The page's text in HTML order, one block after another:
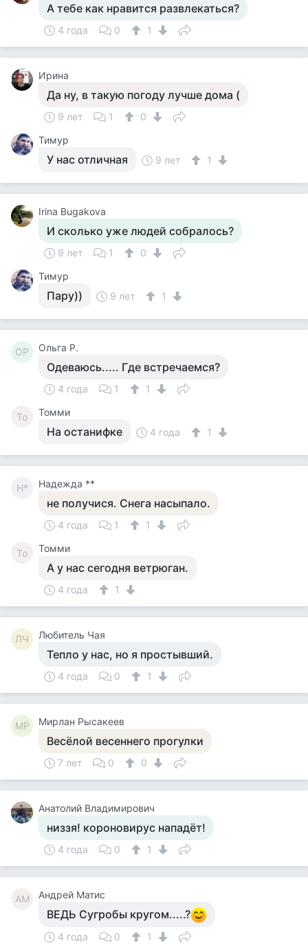
А тебе как нравится развлекаться?
4 года 0 1
Ирина
Да ну, в такую погоду лучше дома (
9 лет 1
0
Тимур
У нас отличная 9 лет 1
Irina Bugakova
И сколько уже людей собралось?
9 лет 1
0
Тимур
Пару)) 9 лет 1
ОР Ольга Р.
Одеваюсь..... Где встречаемся?
4 года 1 1
То Томми
На останифке 4 года 1
Н* Надежда **
не получися. Снега насыпало.
4 года 1 1
То Томми
А у нас сегодня ветрюган.
4 года 1
ЛЧ Любитель Чая
Тепло у нас, но я простывший.
4 года 0 1
МР Мирлан Рысакеев
Весёлой весеннего прогулки
7 лет 0 0
Анатолий Владимирович
низзя! короновирус нападёт!
4 года 0 1
АМ Андрей Матис
ВЕДЬ Сугробы кругом.....?
4 года 0 1